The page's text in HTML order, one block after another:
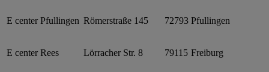
E center Pfullingen Römerstraße 145 72793 Pfullingen
E center Rees Lörracher Str. 8 79115 Freiburg